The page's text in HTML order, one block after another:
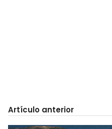
Artículo anterior